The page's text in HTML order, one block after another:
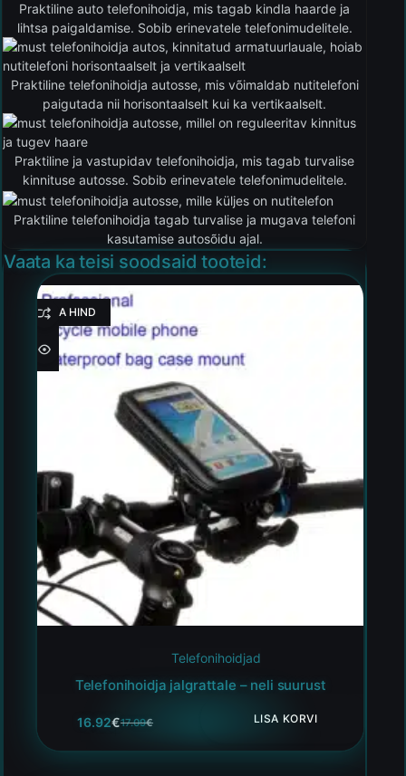
Praktiline auto telefonihoidja, mis tagab kindla haarde ja
lihtsa paigaldamise. Sobib erinevatele telefonimudelitele.
Praktiline telefonihoidja autosse, mis võimaldab nutitelefoni
paigutada nii horisontaalselt kui ka vertikaalselt.
Praktiline ja vastupidav telefonihoidja, mis tagab turvalise
kinnituse autosse. Sobib erinevatele telefonimudelitele.
Praktiline telefonihoidja tagab turvalise ja mugava telefoni
kasutamise autosõidu ajal.
Vaata ka teisi soodsaid tooteid:
HEA HIND
Telefonihoidjad
Telefonihoidja jalgrattale – neli suurust
17.09€
16.92€ LISA KORVI